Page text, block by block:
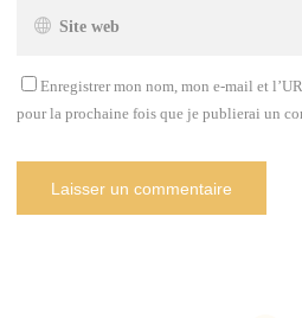
Enregistrer mon nom, mon e-mail et
pour la prochaine fois que je publierai un